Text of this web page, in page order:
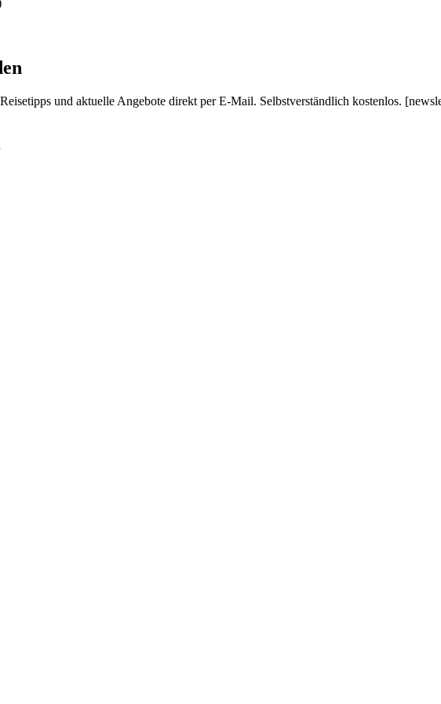
und aktuelle Angebote direkt per E-Mail. Selbstverständlich kostenlos.